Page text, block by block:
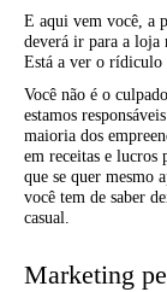
E aqui vem você, a
deverá ir para a loja
Está a ver o rídiculo
Você não é o
estamos
maioria dos
em receitas e lucros
que se quer mesmo
você tem de saber
casual.
Marketing